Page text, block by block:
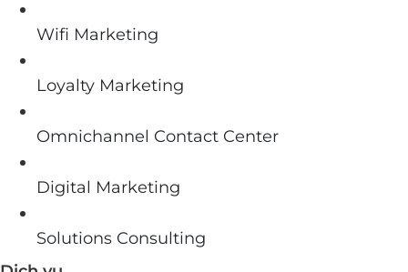
Wifi Marketing
Loyalty Marketing
Omnichannel Contact Center
Digital Marketing
Solutions Consulting